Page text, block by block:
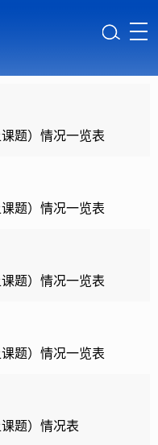
题）情况一览表
题）情况一览表
题）情况一览表
题）情况一览表
题）情况表